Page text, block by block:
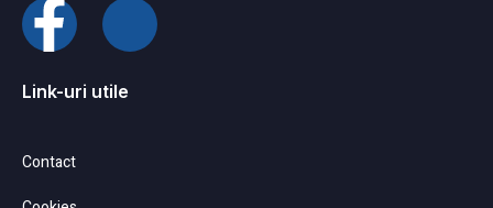
Link-uri utile
Contact